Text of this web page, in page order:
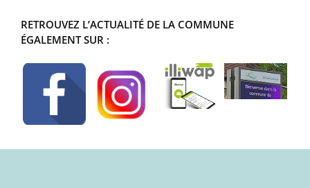
RETROUVEZ L’ACTUALITÉ DE LA COMMUNE
ÉGALEMENT SUR :